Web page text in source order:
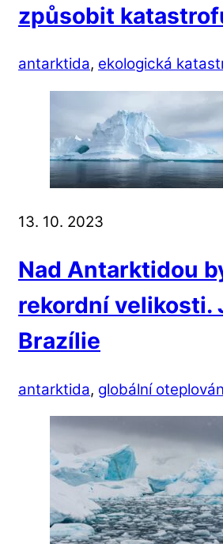
způsobit
antarktida, ekologická
13. 10. 2023
Nad Antarktidou
rekordní velikosti.
Brazílie
antarktida, globální